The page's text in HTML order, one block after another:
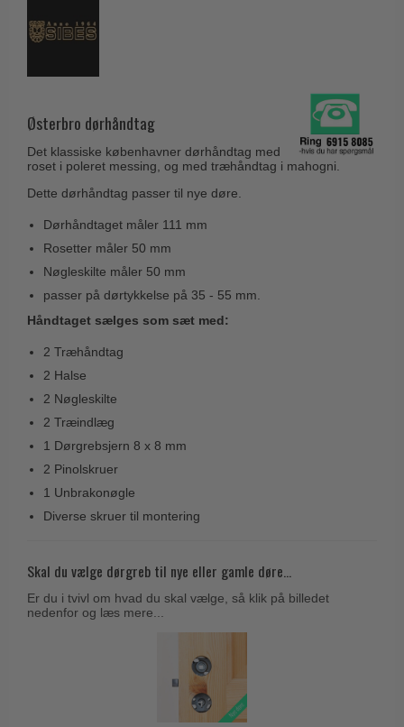
Delfin & Hvalros
Østerbro træ dørgreb
Dørgreb Buster+Punch
Formani dørgreb
FSB dørgreb
Randi Classic Line
Turnstyle Designs Dørgreb
Trædørgreb på Langskilt
Udendørs dørgreb
Brevindkast
Dørhængsler
Skruer
Knager & Kroge
Hattehylder
Kahytskrog
Messing pudsemiddel
Olivari
RDS Italienske dørgreb
Samuel Heath produkter
Sibes Metall
Søe-Jensen & Co.
Valli & Valli dørgreb
VONSILD Møbelgreb
Østerbro dørhåndtag
Det klassiske københavner dørhåndtag med
roset i poleret messing, og med træhåndtag i mahogni.
Dette dørhåndtag passer til nye døre.
Dørhåndtaget måler 111 mm
Rosetter måler 50 mm
Nøgleskilte måler 50 mm
passer på dørtykkelse på 35 - 55 mm.
Håndtaget sælges som sæt med:
2 Træhåndtag
2 Halse
2 Nøgleskilte
2 Træindlæg
1 Dørgrebsjern 8 x 8 mm
2 Pinolskruer
1 Unbrakonøgle
Diverse skruer til montering
Skal du vælge dørgreb til nye eller gamle døre...
Er du i tvivl om hvad du skal vælge, så klik på billedet
nedenfor og læs mere...